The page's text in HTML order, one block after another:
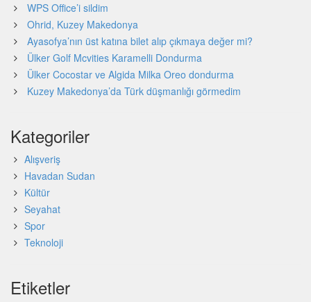
WPS Office’i sildim
Ohrid, Kuzey Makedonya
Ayasofya’nın üst katına bilet alıp çıkmaya değer mi?
Ülker Golf Mcvities Karamelli Dondurma
Ülker Cocostar ve Algida Milka Oreo dondurma
Kuzey Makedonya’da Türk düşmanlığı görmedim
Kategoriler
Alışveriş
Havadan Sudan
Kültür
Seyahat
Spor
Teknoloji
Etiketler